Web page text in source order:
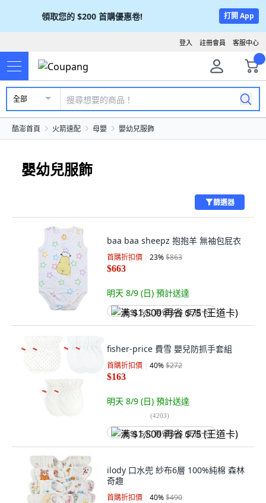
領取您的 $200 首購優惠卷! 打開 App
客服中心
註冊會員
登入
全部
酷澎首頁 火箭速配 母嬰 嬰幼兒服飾
嬰幼兒服飾
篩選器
baa baa sheepz 抱抱羊 無袖包屁衣
首購折扣價 23%$863
$663
明天 8/9 (日) 預計送達
满 $1,500 再省 $75 (王道卡)
fisher-price 費雪 嬰兒防抓手套組
首購折扣價 40%$272
$163
明天 8/9 (日) 預計送達
(4203)
满 $1,500 再省 $75 (王道卡)
ilody 口水兜 紗布6層 100%純棉 森林
奇趣
首購折扣價 40%$490